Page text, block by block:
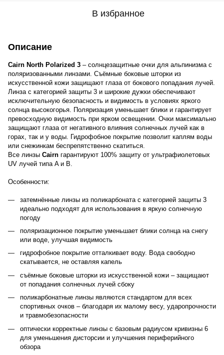
В избранное
Описание
Cairn North Polarized 3 – солнцезащитные очки для альпинизма с
поляризованными линзами. Съёмные боковые шторки из
искусственной кожи защищают глаза от бокового попадания лучей.
Линза с категорией защиты 3 и широкие дужки обеспечивают
исключительную безопасность и видимость в условиях яркого
солнца высокогорья. Поляризация уменьшает блики и гарантирует
превосходную видимость при ярком освещении. Очки максимально
защищают глаза от негативного влияния солнечных лучей как в
горах, так и у воды. Гидрофобное покрытие позволит каплям воды
или снежинкам беспрепятственно скатиться.
Все линзы Cairn гарантируют 100% защиту от ультрафиолетовых
UV лучей типа A и B.
Особенности:
затемнённые линзы из поликарбоната с категорией защиты 3
идеально подходят для использования в яркую солнечную
погоду
поляризационное покрытие уменьшает блики солнца на снегу
или воде, улучшая видимость
гидрофобное покрытие отталкивает воду. Вода свободно
скатывается, не оставляя капель
съёмные боковые шторки из искусственной кожи – защищают
от попадания солнечных лучей сбоку
поликарбонатные линзы являются стандартом для всех
спортивных очков – благодаря их малому весу, ударопрочности
и травмобезопасности
оптически корректные линзы с базовым радиусом кривизны 6
для уменьшения дисторсии и улучшения периферийного
обзора